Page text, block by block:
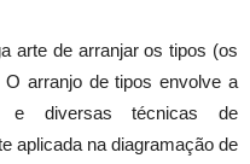
arte de arranjar os tipos (os
arranjo de tipos envolve a
e diversas técnicas de
aplicada na diagramação de